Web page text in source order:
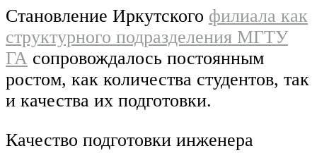
Становление Иркутского филиала как
структурного подразделения МГТУ
ГА сопровождалось постоянным
ростом, как количества студентов, так
и качества их подготовки.
Качество подготовки инженера